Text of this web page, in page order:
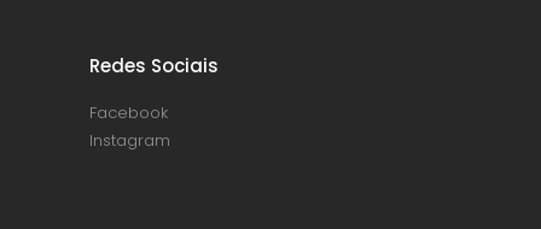
Redes Sociais
Facebook
Instagram